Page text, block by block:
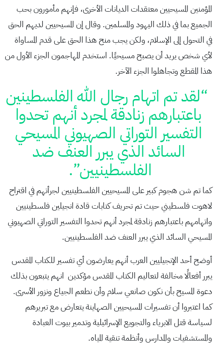
المؤمنين المسيحيين معتقدات الديانات الأخرى، فإنهم مأمورون بحب
الجميع بما في ذلك اليهود والمسلمين. وقال إن المسيحيين لديهم الحق
في التحول إلى الإسلام، ولكن يجب منح هذا الحق على قدم المساواة
لأي شخص يريد أن يصبح مسيحيًا. استخدم المهاجمون الجزء الأول من
هذا المقطع وتجاهلوا الجزء الآخر.
“لقد تم اتهام رجال الله الفلسطينين
باعتبارهم زنادقة لمجرد أنهم تحدوا
التفسير التوراتي الصهيوني المسيحي
السائد الذي يبرر العنف ضد
الفلسطينيين”.
كما تم شن هجوم كبير على المسيحيين الفلسطينيين لجرأتهم في اقتراح
لاهوت فلسطيني حيث تم تحريف كتابات قادة انجيلين فلسطينيين
واتهامهم باعتبارهم زنادقة لمجرد أنهم تحدوا التفسير التوراتي الصهيوني
المسيحي السائد الذي يبرر العنف ضد الفلسطينيين.
أوضح أحد الإنجيليين العرب أنهم يعارضون أي تفسير للكتاب المقدس
يبرر أفعالًا مخالفة لتعاليم الكتاب المقدس مؤكدين انهم يتبعون بذلك
دعوة المسيح بأن نكون صانعي سلام وأن نطعم الجياع ونزور الأسرى.
كما اعتبروا أن تفسيرات المسيحيين الصهاينة يتعارض مع تبريرهم
لسياسة قتل الابرياء والتجويع الإسرائيلية وتدمير بيوت العبادة
والمستشفيات والمدارس وأنظمة تنقية المياه.